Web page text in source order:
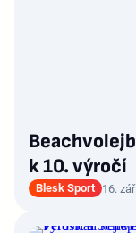
k 10. výročí
Blesk Sport 16.